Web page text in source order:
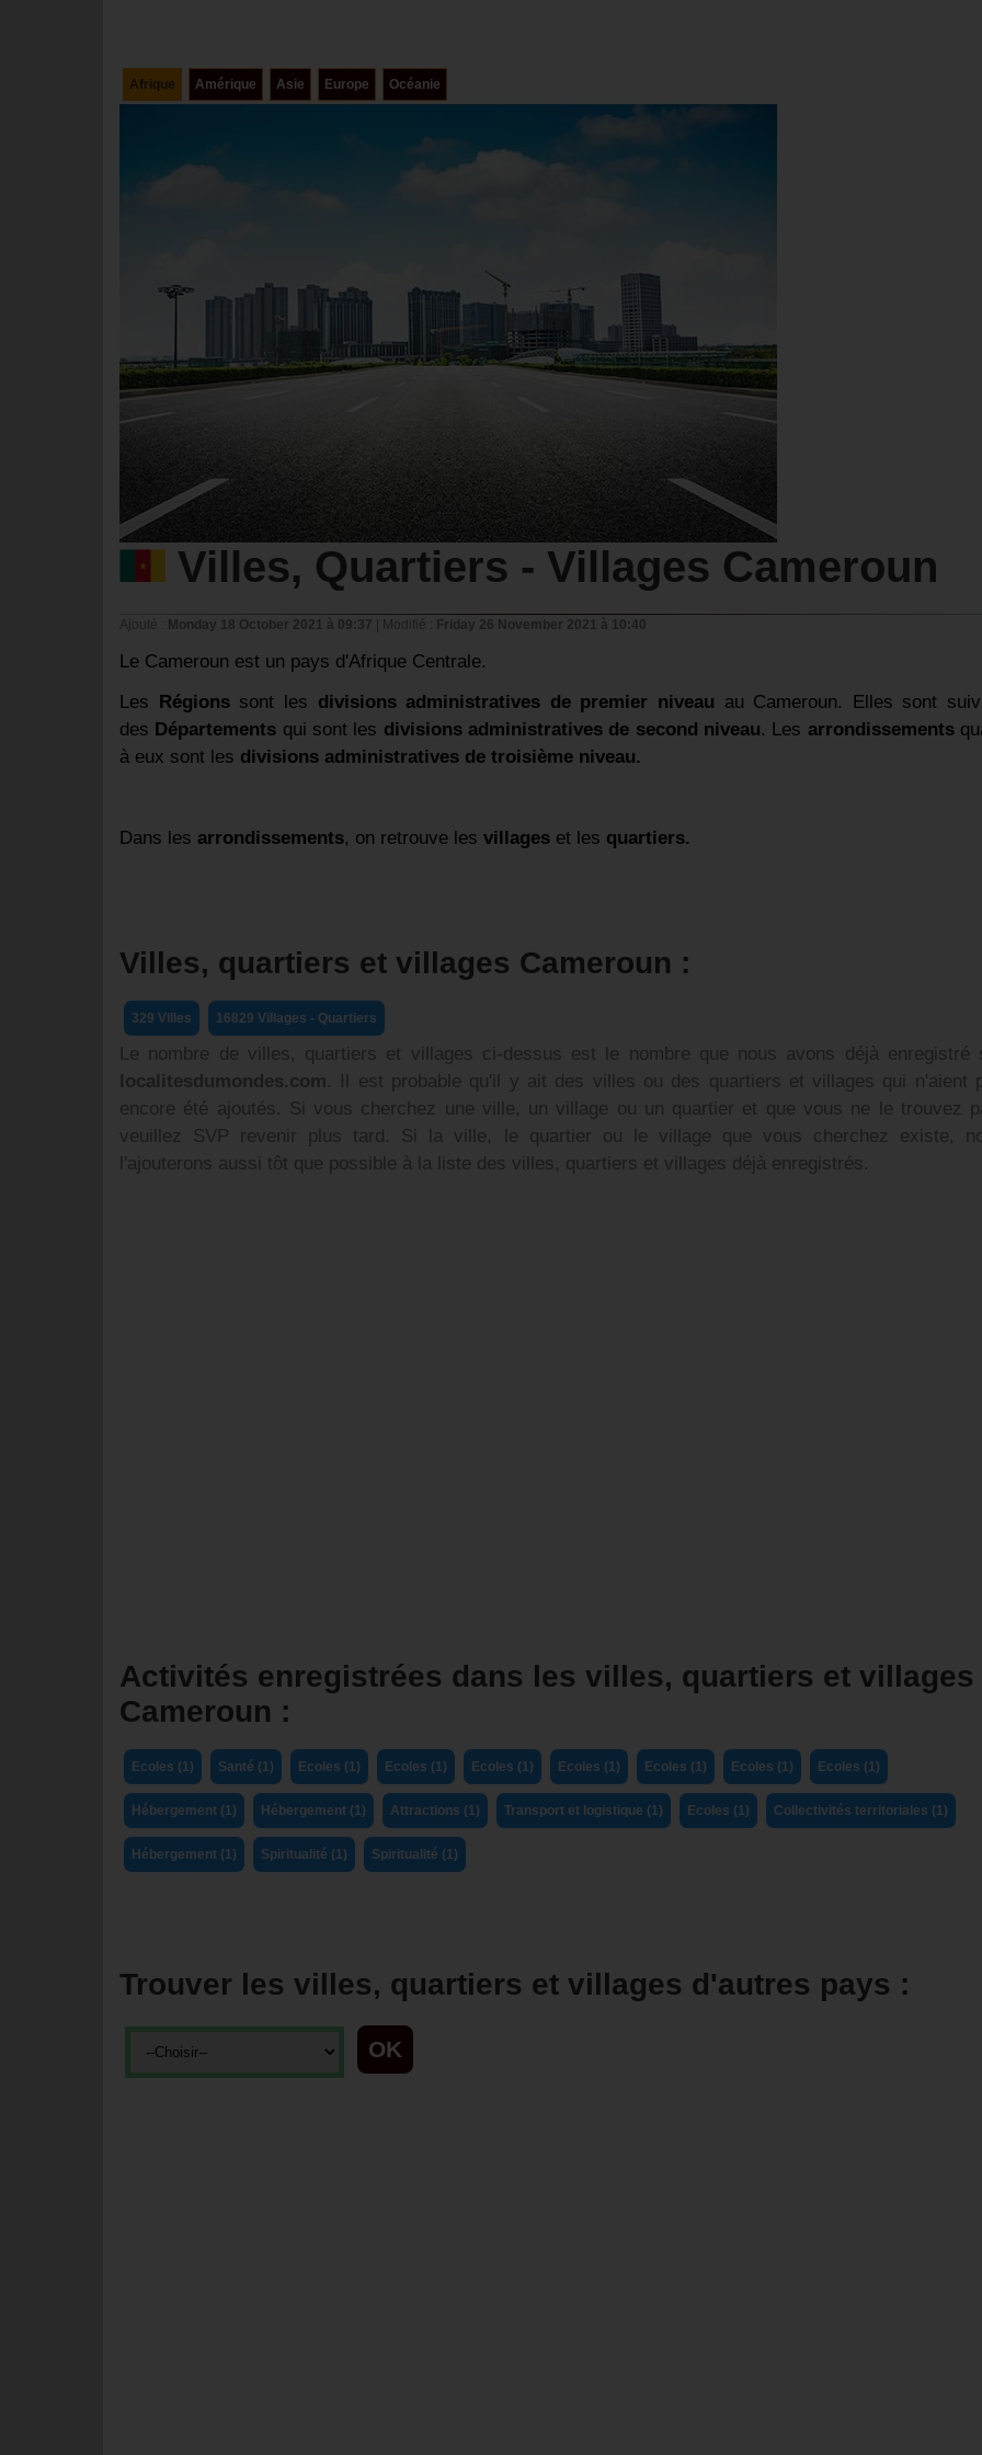
Afrique Amérique Asie Europe Océanie
Villes, Quartiers - Villages Cameroun
Ajouté : Monday 18 October 2021 à 09:37 Modifié : Friday 26 November 2021 à 10:40
Le Cameroun est un pays d'Afrique Centrale.
Les Régions sont les divisions administratives de premier niveau au Cameroun. Elles sont
des Départements qui sont les divisions administratives de second niveau. Les arrondissements
à eux sont les divisions administratives de troisième niveau.
Dans les arrondissements, on retrouve lesvillages et les quartiers.
Villes, quartiers et villages Cameroun :
329 Villes 16829 Villages - Quartiers
Le nombre de villes, quartiers et villages ci-dessus est le nombre que nous avons déjà enregistré
localitesdumondes.com. Il est probable qu'il y ait des villes ou des quartiers et villages qui n'aient
encore été ajoutés. Si vous cherchez une ville, un village ou un quartier et que vous ne le trouvez
veuillez SVP revenir plus tard. Si la ville, le quartier ou le village que vous cherchez existe,
l'ajouterons aussi tôt que possible à la liste des villes, quartiers et villages déjà enregistrés.
Activités enregistrées dans les villes, quartiers et villages
Cameroun :
Ecoles (1) Santé (1) Ecoles (1) Ecoles (1) Ecoles (1) Ecoles (1) Ecoles (1) Ecoles (1) Ecoles (1)
Hébergement (1) Hébergement (1) Attractions (1) Transport et logistique (1) Ecoles (1) Collectivités territoriales (1)
Hébergement (1) Spiritualité (1) Spiritualité (1)
Trouver les villes, quartiers et villages d'autres pays :